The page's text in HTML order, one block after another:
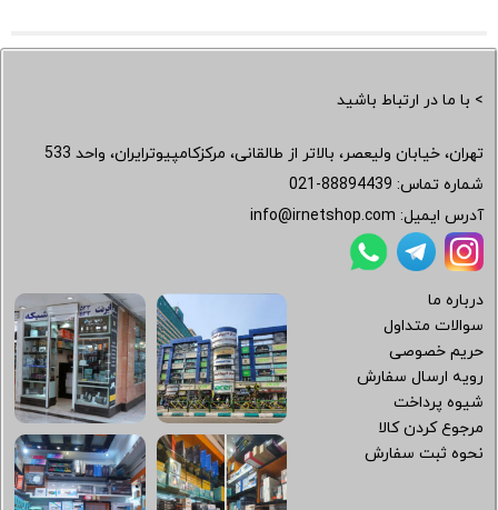
> با ما در ارتباط باشید
تهران، خیابان ولیعصر، بالاتر از طالقانی، مرکزکامپیوترایران، واحد 533
شماره تماس: 021-88894439
آدرس ایمیل: info@irnetshop.com
درباره ما
سوالات متداول
حریم خصوصی
رویه ارسال سفارش
شیوه پرداخت
مرجوع کردن کالا
نحوه ثبت سفارش